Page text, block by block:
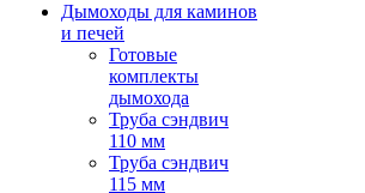
Дымоходы для каминов
и печей
Готовые
комплекты
дымохода
Труба сэндвич
110 мм
Труба сэндвич
115 мм